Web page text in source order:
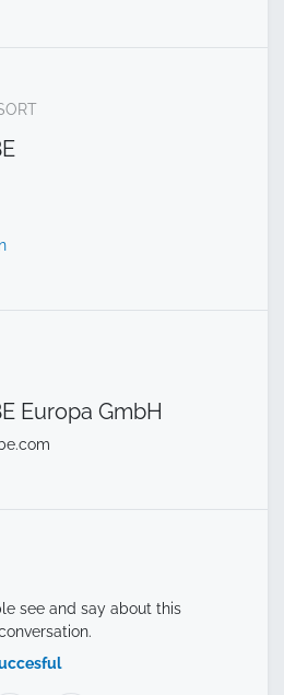
Europa GmbH
see and say about this